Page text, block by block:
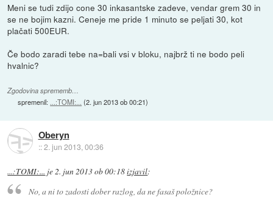
Meni se tudi zdijo cone 30 inkasantske zadeve, vendar grem 30 in
se ne bojim kazni. Ceneje me pride 1 minuto se peljati 30, kot
plačati 500EUR.
Če bodo zaradi tebe na=bali vsi v bloku, najbrž ti ne bodo peli
hvalnic?
Zgodovina sprememb…
spremenil: ...:TOMI:... (2. jun 2013 ob 00:21)
Oberyn
::2. jun 2013, 00:36
...:TOMI:... je2. jun 2013 ob 00:18izjavil:
No, a ni to zadosti dober razlog, da ne fasaš položnice?